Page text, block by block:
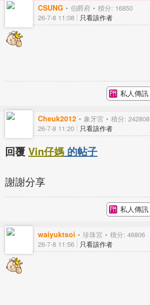
CSUNG 伯爵府 積分: 16850
26-7-8 11:08 只看該作者
私人傳訊
Cheuk2012 象牙宮 積分: 242808
26-7-8 11:20 只看該作者
回覆 Vin仔媽 的帖子
謝謝分享
私人傳訊
waiyuktsoi 珍珠宮 積分: 46806
26-7-8 11:56 只看該作者